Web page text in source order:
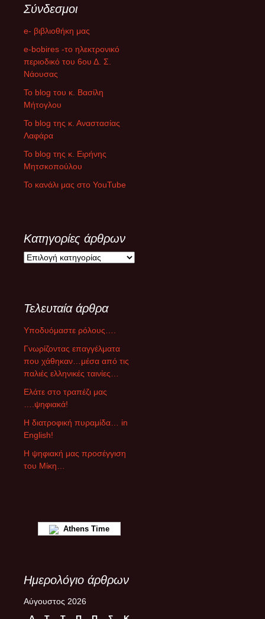
Σύνδεσμοι
e- βιβλιοθήκη μας
e-bobires -το ηλεκτρονικό
περιοδικό του 6ου Δ. Σ.
Νάουσας
To blog του κ. Βασίλη
Μήτογλου
Το blog της κ. Αναστασίας
Λαφάρα
Το blog της κ. Ειρήνης
Μητσκοπούλου
Το κανάλι μας στο YouTube
Κατηγορίες άρθρων
Κ
γ
ρ
ί
ρ
θ
ρ
ω
Τελευταία άρθρα
Υποδυόμαστε ρόλους….
Γνωρίζοντας επαγγέλματα
που χάθηκαν…μέσα από τις
παλιές ελληνικές ταινίες…
Ελάτε στο τραπέζι μας
….ψηφιακά!
Η διατροφική πυραμίδα… in
English!
Η ψηφιακή μας προσέγγιση
του Μίκη…
Athens Time
Ημερολόγιο άρθρων
Αύγουστος 2026